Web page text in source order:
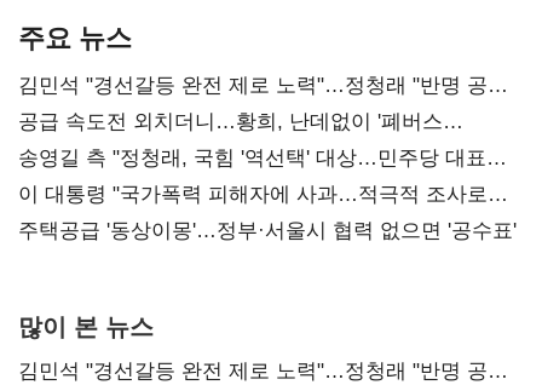
주요 뉴스
김민석 "경선갈등 완전 제로 노력"…정청래 "반명 공세
사과부터"
공급 속도전 외치더니…황희, 난데없이 '폐버스
리모델링' 제안
송영길 측 "정청래, 국힘 '역선택' 대상…민주당 대표로
총선 지휘 못해"
이 대통령 "국가폭력 피해자에 사과…적극적 조사로
진실 밝혀야"
주택공급 '동상이몽'…정부·서울시 협력 없으면 '공수표'
많이 본 뉴스
김민석 "경선갈등 완전 제로 노력"…정청래 "반명 공세